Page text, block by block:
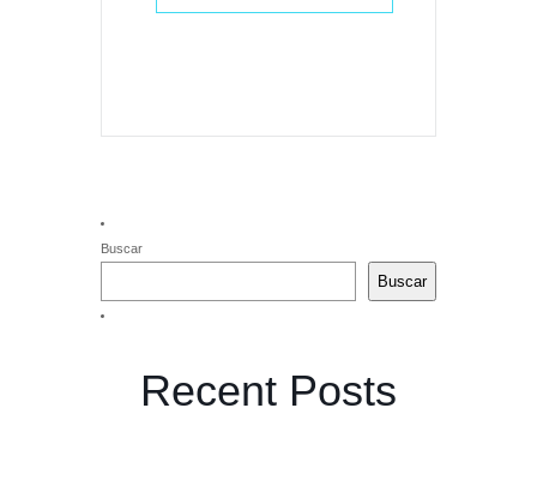
Buscar
Buscar
Recent Posts